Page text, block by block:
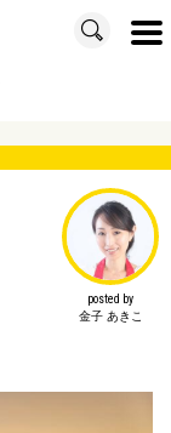
t
o
i
a
o
n
posted by
金子 あきこ